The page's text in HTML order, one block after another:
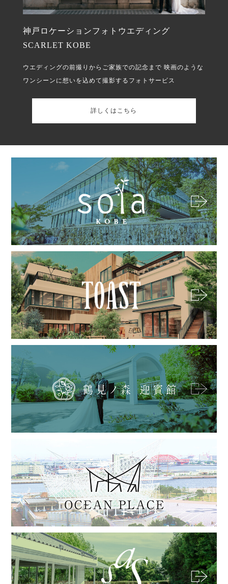
神戸ロケーションフォトウエディング
SCARLET KOBE
ウエディングの前撮りからご家族での記念まで 映画のような
ワンシーンに想いを込めて撮影するフォトサービス
詳しくはこちら